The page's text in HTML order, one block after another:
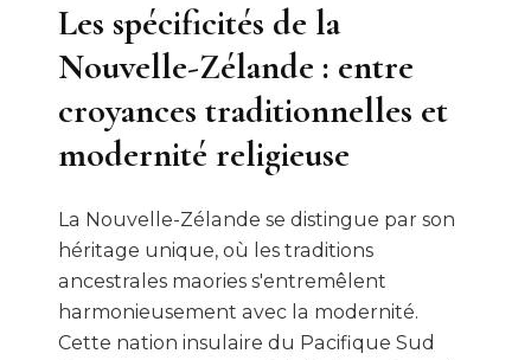
Les spécificités de la
Nouvelle-Zélande : entre
croyances traditionnelles et
modernité religieuse
La Nouvelle-Zélande se distingue par son
héritage unique, où les traditions
ancestrales maories s'entremêlent
harmonieusement avec la modernité.
Cette nation insulaire du Pacifique Sud